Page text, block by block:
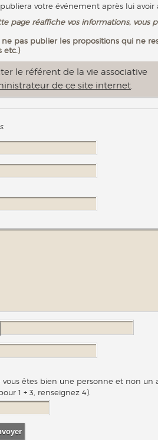
votre événement après lui avoir
page réaffiche vos informations, vous
pas publier les propositions qui ne
etc.)
le référent de la vie associative
de ce site internet.
êtes bien une personne et non un
1 + 3, renseignez 4).